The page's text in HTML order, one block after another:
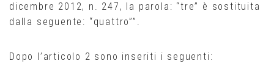
dicembre 2012, n. 247, la parola: “tre” è sostituita
dalla seguente: “quattro””.
Dopo l’articolo 2 sono inseriti i seguenti: